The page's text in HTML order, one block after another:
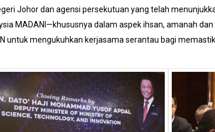
Johor dan agensi persekutuan yang telah
MADANI—khususnya dalam aspek ihsan, amanah
untuk mengukuhkan kerjasama serantau bagi